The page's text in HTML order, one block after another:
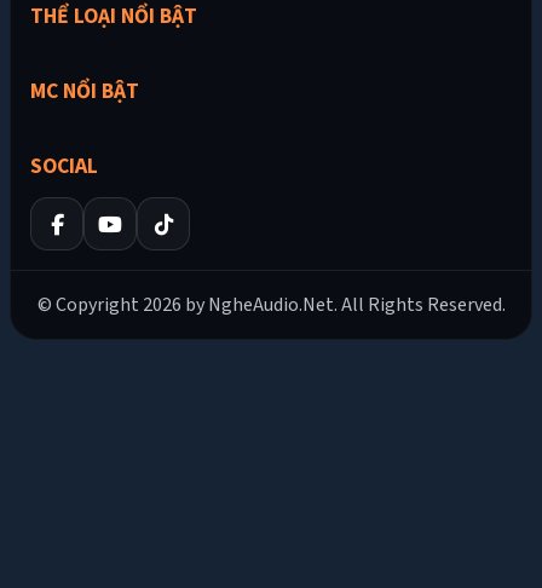
THỂ LOẠI NỔI BẬT
MC NỔI BẬT
SOCIAL
© Copyright 2026 by NgheAudio.Net. All Rights Reserved.